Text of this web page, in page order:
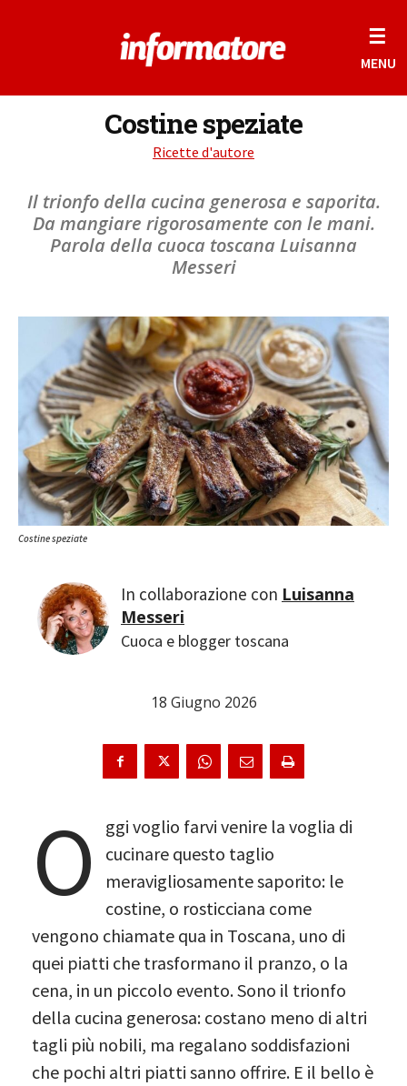
☰
MENU
Costine speziate
Ricette d'autore
Il trionfo della cucina generosa e saporita.
Da mangiare rigorosamente con le mani.
Parola della cuoca toscana Luisanna
Messeri
Costine speziate
Luisanna
Messeri
Cuoca e blogger toscana
18 Giugno 2026
O
ggi voglio farvi venire la voglia di
cucinare questo taglio
meravigliosamente saporito: le
costine, o rosticciana come
vengono chiamate qua in Toscana, uno di
quei piatti che trasformano il pranzo, o la
cena, in un piccolo evento. Sono il trionfo
della cucina generosa: costano meno di altri
tagli più nobili, ma regalano soddisfazioni
che pochi altri piatti sanno offrire. E il bello è